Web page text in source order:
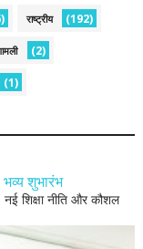
राष्ट्रीय (192)
(2)
(1)
भव्य शुभारंभ
शिक्षा नीति और कौशल